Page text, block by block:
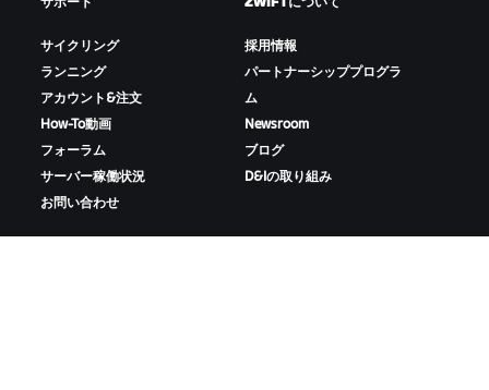
サイクリング
ランニング
アカウント&注文
How-To動画
フォーラム
サーバー稼働状況
お問い合わせ
採用情報
パートナーシッププログラ
ム
Newsroom
ブログ
D&Iの取り組み